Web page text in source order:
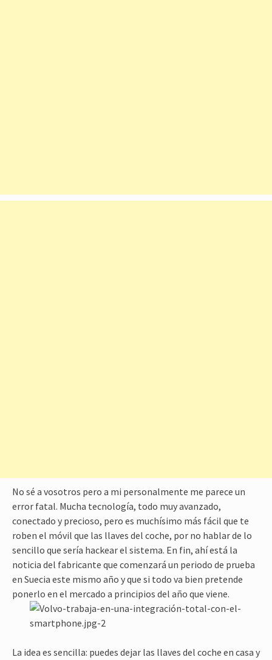
No sé a vosotros pero a mi personalmente me parece un
error fatal. Mucha tecnología, todo muy avanzado,
conectado y precioso, pero es muchísimo más fácil que te
roben el móvil que las llaves del coche, por no hablar de lo
sencillo que sería hackear el sistema. En fin, ahí está la
noticia del fabricante que comenzará un periodo de prueba
en Suecia este mismo año y que si todo va bien pretende
ponerlo en el mercado a principios del año que viene.
La idea es sencilla: puedes dejar las llaves del coche en casa y